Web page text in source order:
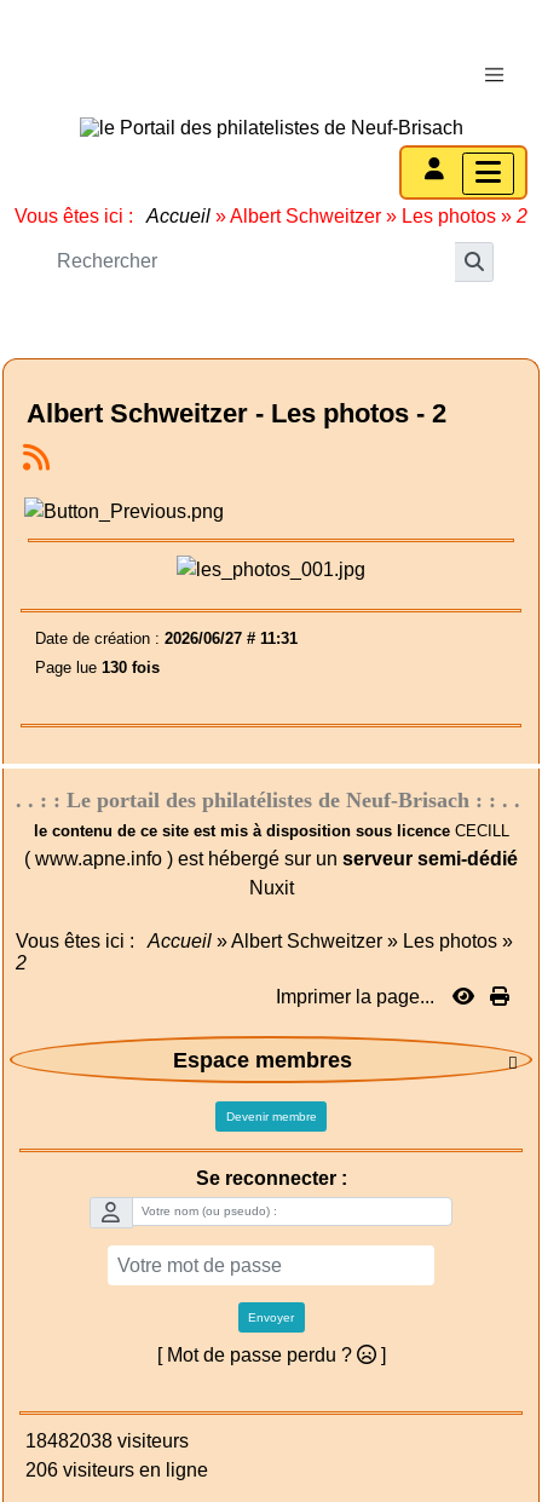
Vous êtes ici : Accueil »Albert Schweitzer » Les photos » 2
Albert Schweitzer - Les photos - 2
Date de création : 2026/06/27 # 11:31
Page lue 130 fois
. . : : Le portail des philatélistes de Neuf-Brisach : : . .
le contenu de ce site est mis à disposition sous licenceCECILL
( www.apne.info ) est hébergé sur un serveur semi-dédié
Nuxit
Vous êtes ici : Accueil »Albert Schweitzer » Les photos »
2
Imprimer la page...

Espace membres
Devenir membre
Se reconnecter :
Envoyer
[ Mot de passe perdu ? ]
18482038 visiteurs
206 visiteurs en ligne